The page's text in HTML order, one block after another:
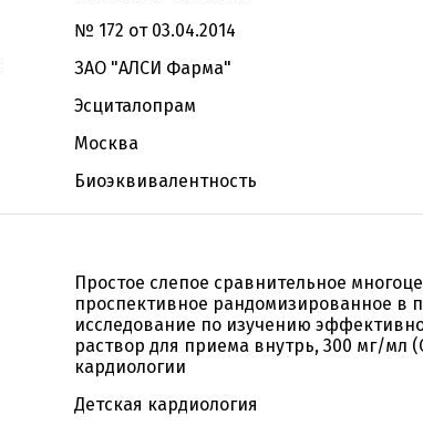
№ 172 от 03.04.2014
ЗАО "АЛСИ Фарма"
Эсциталопрам
Москва
Биоэквивалентность
Простое слепое сравнительное
проспективное рандомизированное в
исследование по изучению
раствор для приема внутрь, 300 мг/
кардиологии
Детская кардиология